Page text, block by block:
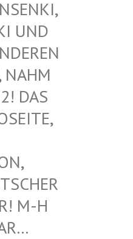
W
D
K
I
DAS I
U
G
B
M-H U
V